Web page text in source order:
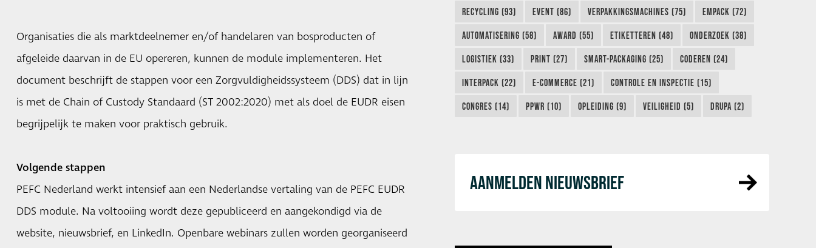
Organisaties die als marktdeelnemer en/of handelaren van bosproducten of
afgeleide daarvan in de EU opereren, kunnen de module implementeren. Het
document beschrijft de stappen voor een Zorgvuldigheidssysteem (DDS) dat in lijn
is met de Chain of Custody Standaard (ST 2002:2020) met als doel de EUDR eisen
begrijpelijk te maken voor praktisch gebruik.
Volgende stappen
PEFC Nederland werkt intensief aan een Nederlandse vertaling van de PEFC EUDR
DDS module. Na voltooiing wordt deze gepubliceerd en aangekondigd via de
website, nieuwsbrief, en LinkedIn. Openbare webinars zullen worden georganiseerd
RECYCLING (93) EVENT (86) VERPAKKINGSMACHINES (75) EMPACK (72)
AUTOMATISERING (58) AWARD (55) ETIKETTEREN (48) ONDERZOEK (38)
LOGISTIEK (33) PRINT (27) SMART-PACKAGING (25) CODEREN (24)
INTERPACK (22) E-COMMERCE (21) CONTROLE EN INSPECTIE (15)
CONGRES (14) PPWR (10) OPLEIDING (9) VEILIGHEID (5) DRUPA (2)
AANMELDEN NIEUWSBRIEF